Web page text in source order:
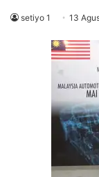
setiyo 1 13